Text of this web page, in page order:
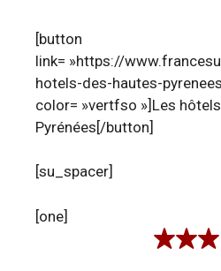
[button
link= »https://
hotels-des-hautes-
color= »vertfso »]Les
Pyrénées[/button]
[su_spacer]
[one]